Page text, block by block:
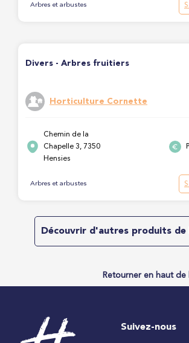
Arbres et arbustes
Divers - Arbres fruitiers
Horticulture Cornette
Chemin de la
Chapelle 3, 7350
Hensies
Arbres et arbustes
Découvrir d'autres produits de
Retourner en haut de
Suivez-nous